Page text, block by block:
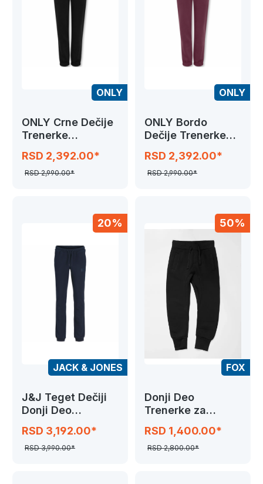
ONLY
ONLY Crne Dečije
Trenerke
RSD 2,392.00*
RSD 2,990.00*
ONLY
ONLY Bordo
Dečije Trenerke
RSD 2,392.00*
RSD 2,990.00*
20%
JACK & JONES
J&J Teget Dečiji
Donji Deo
JPSTGORDON
JJNEWSOFT
RSD 3,192.00*
RSD 3,990.00*
50%
FOX
Donji Deo
Trenerke za
RSD 1,400.00*
RSD 2,800.00*